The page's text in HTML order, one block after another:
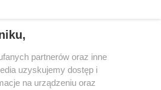
52 5812666
partnerów oraz inne
uzyskujemy dostęp i
na urządzeniu oraz